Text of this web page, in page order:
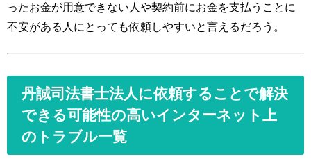
ったお金が用意できない人や契約前にお金を支払うことに
不安がある人にとっても依頼しやすいと言えるだろう。
丹誠司法書士法人に依頼することで解決
できる可能性の高いインターネット上
のトラブル一覧